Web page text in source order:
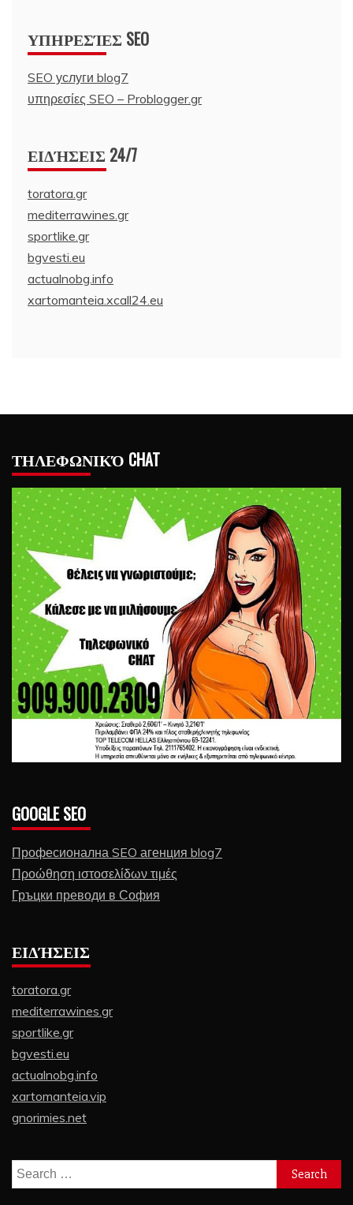
ΥΠΗΡΕΣΊΕΣ SEO
SEO услуги blog7
υπηρεσίες SEO – Problogger.gr
ΕΙΔΉΣΕΙΣ 24/7
toratora.gr
mediterrawines.gr
sportlike.gr
bgvesti.eu
actualnobg.info
xartomanteia.xcall24.eu
ΤΗΛΕΦΩΝΙΚΌ CHAT
GOOGLE SEO
Професионална SEO агенция blog7
Προώθηση ιστοσελίδων τιμές
Гръцки преводи в София
ΕΙΔΉΣΕΙΣ
toratora.gr
mediterrawines.gr
sportlike.gr
bgvesti.eu
actualnobg.info
xartomanteia.vip
gnorimies.net
Search
for: